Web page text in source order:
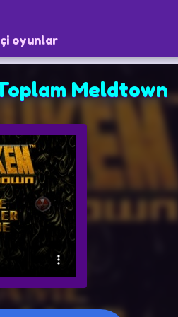
oyunlar
Meldtown